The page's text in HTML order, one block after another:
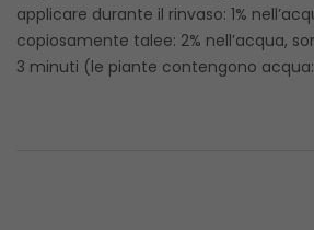
applicare durante il rinvaso: 1%
copiosamente talee: 2% nell’acqua,
3 minuti (le piante contengono